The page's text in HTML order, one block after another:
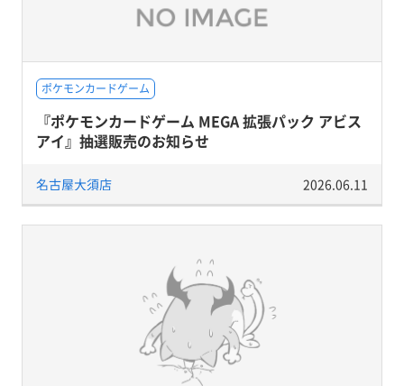
ポケモンカードゲーム
『ポケモンカードゲーム MEGA 拡張パック アビス
アイ』抽選販売のお知らせ
名古屋大須店 2026.06.11